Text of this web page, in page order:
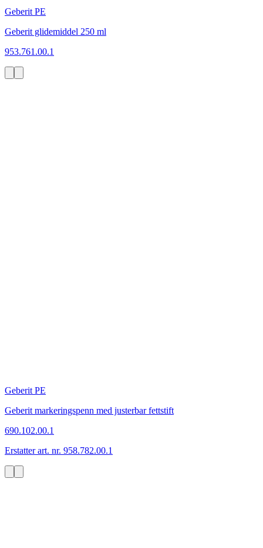
Geberit PE
Geberit glidemiddel 250 ml
953.761.00.1
Geberit PE
Geberit markeringspenn med justerbar fettstift
690.102.00.1
Erstatter art. nr. 958.782.00.1